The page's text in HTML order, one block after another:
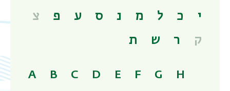
י
כ ל מ נ ס ע פ
צ
ק
ר ש ת
A B C D E F G
H